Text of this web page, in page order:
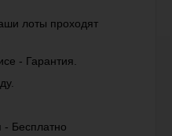
лоты проходят
- Гарантия.
- Бесплатно